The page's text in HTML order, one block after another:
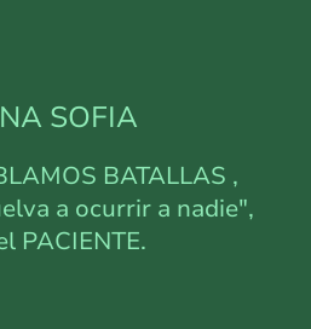
SOFIA
BATALLAS ,
a ocurrir a nadie",
PACIENTE.